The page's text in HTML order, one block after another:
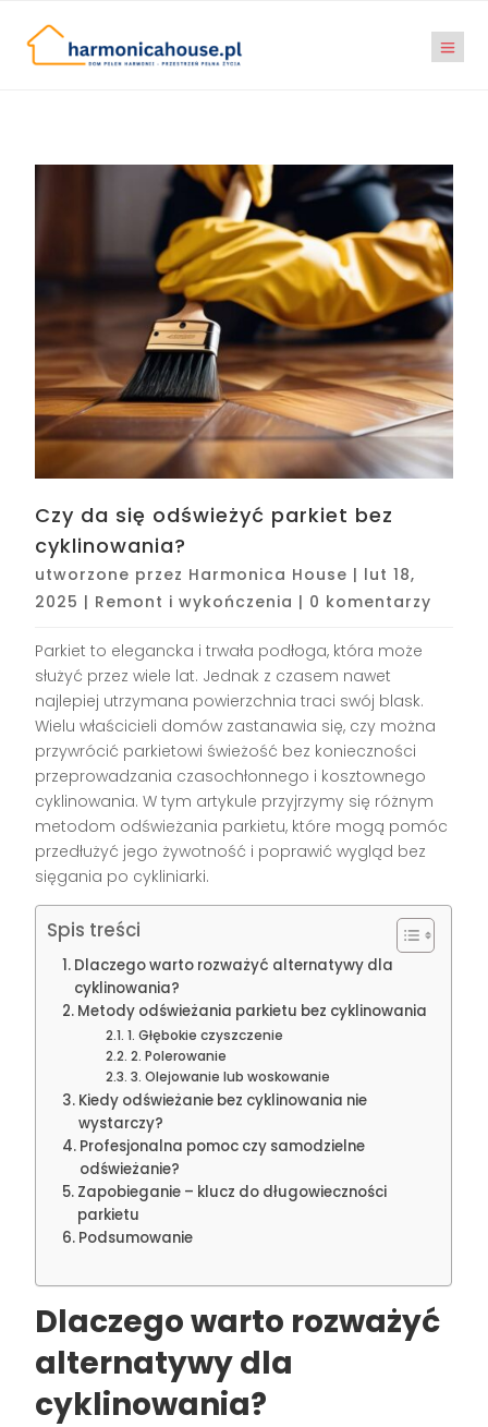
Czy da się odświeżyć parkiet bez
cyklinowania?
utworzone przez Harmonica House | lut 18,
2025 | Remont i wykończenia | 0 komentarzy
Parkiet to elegancka i trwała podłoga, która może
służyć przez wiele lat. Jednak z czasem nawet
najlepiej utrzymana powierzchnia traci swój blask.
Wielu właścicieli domów zastanawia się, czy można
przywrócić parkietowi świeżość bez konieczności
przeprowadzania czasochłonnego i kosztownego
cyklinowania. W tym artykule przyjrzymy się różnym
metodom odświeżania parkietu, które mogą pomóc
przedłużyć jego żywotność i poprawić wygląd bez
sięgania po cykliniarki.
Spis treści
Dlaczego warto rozważyć alternatywy dla
cyklinowania?
Metody odświeżania parkietu bez cyklinowania
1. Głębokie czyszczenie
2. Polerowanie
3. Olejowanie lub woskowanie
Kiedy odświeżanie bez cyklinowania nie
wystarczy?
Profesjonalna pomoc czy samodzielne
odświeżanie?
Zapobieganie – klucz do długowieczności
parkietu
Podsumowanie
Dlaczego warto rozważyć
alternatywy dla
cyklinowania?